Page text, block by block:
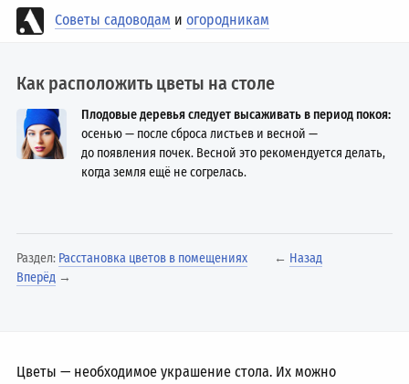
Советы садоводам иогородникам
Как расположить цветы на столе
Плодовые деревья следует высаживать в период покоя:
осенью — после сброса листьев и весной —
до появления почек. Весной это рекомендуется делать,
когда земля ещё не согрелась.
Раздел: Расстановка цветов в помещениях ← Назад
Вперёд →
Цветы — необходимое украшение стола. Их можно